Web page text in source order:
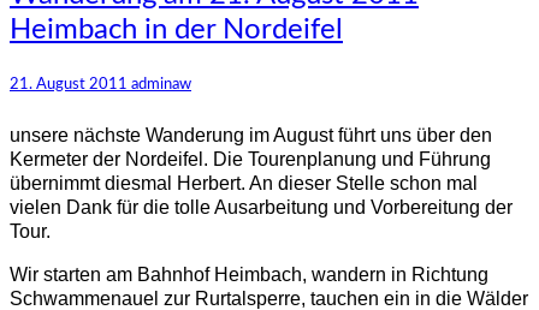
am
21.
2011
in
der
Nordeifel
Heimbach in der Nordeifel
21. August 2011 adminaw
unsere nächste Wanderung im August führt uns über den
Kermeter der Nordeifel. Die Tourenplanung und Führung
übernimmt diesmal Herbert. An dieser Stelle schon mal
vielen Dank für die tolle Ausarbeitung und Vorbereitung der
Tour.
Wir starten am Bahnhof Heimbach, wandern in Richtung
Schwammenauel zur Rurtalsperre, tauchen ein in die Wälder